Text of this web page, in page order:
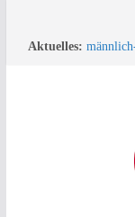
springen
Aktuelles:
33.
+++
+++